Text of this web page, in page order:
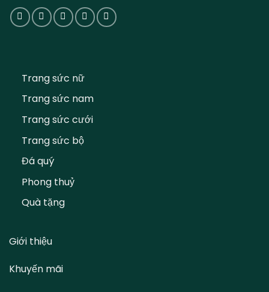
Trang sức nữ
Trang sức nam
Trang sức cưới
Trang sức bộ
Đá quý
Phong thuỷ
Quà tặng
Giới thiệu
Khuyến mãi